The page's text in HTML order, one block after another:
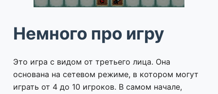
Немного про игру
Это игра с видом от третьего лица. Она
основана на сетевом режиме, в котором могут
играть от 4 до 10 игроков. В самом начале,